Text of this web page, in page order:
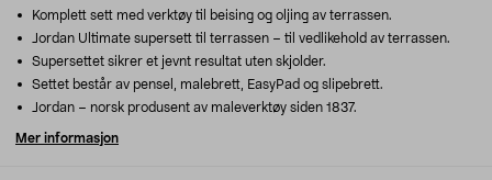
Komplett sett med verktøy til beising og oljing av terrassen.
Jordan Ultimate supersett til terrassen – til vedlikehold av terrassen.
Supersettet sikrer et jevnt resultat uten skjolder.
Settet består av pensel, malebrett, EasyPad og slipebrett.
Jordan – norsk produsent av maleverktøy siden 1837.
Mer informasjon